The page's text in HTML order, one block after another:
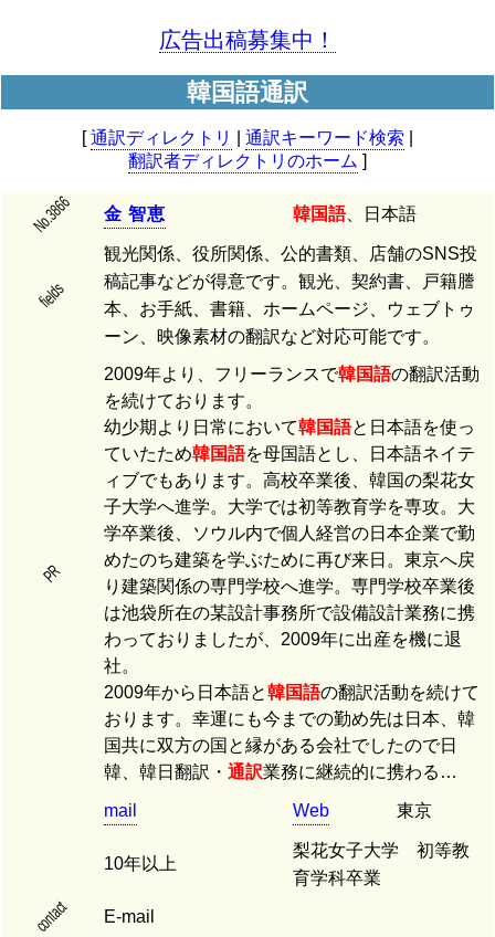
広告出稿募集中！
韓国語通訳
[通訳ディレクトリ 通訳キーワード検索
翻訳者ディレクトリのホーム ]
No.3866 金 智恵 韓国語、日本語
fields
観光関係、役所関係、公的書類、店舗のSNS投
稿記事などが得意です。観光、契約書、戸籍謄
本、お手紙、書籍、ホームページ、ウェブトゥ
ーン、映像素材の翻訳など対応可能です。
PR
2009年より、フリーランスで韓国語の翻訳活動
を続けております。
幼少期より日常において韓国語と日本語を使っ
ていたため韓国語を母国語とし、日本語ネイテ
ィブでもあります。高校卒業後、韓国の梨花女
子大学へ進学。大学では初等教育学を専攻。大
学卒業後、ソウル内で個人経営の日本企業で勤
めたのち建築を学ぶために再び来日。東京へ戻
り建築関係の専門学校へ進学。専門学校卒業後
は池袋所在の某設計事務所で設備設計業務に携
わっておりましたが、2009年に出産を機に退
社。
2009年から日本語と韓国語の翻訳活動を続けて
おります。幸運にも今までの勤め先は日本、韓
国共に双方の国と縁がある会社でしたので日
韓、韓日翻訳・ 通訳業務に継続的に携わる…
mail Web 東京
10年以上
梨花女子大学 初等教
育学科卒業
contact E-mail